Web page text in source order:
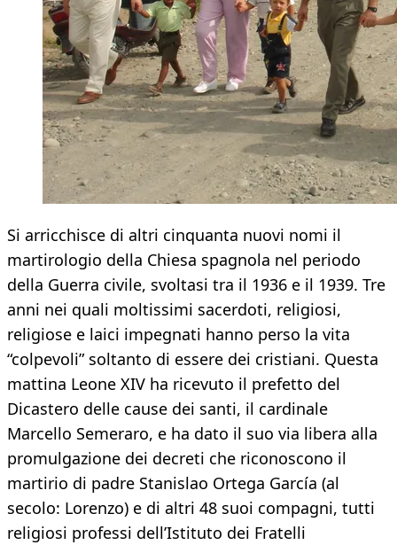
Si arricchisce di altri cinquanta nuovi nomi il
martirologio della Chiesa spagnola nel periodo
della Guerra civile, svoltasi tra il 1936 e il 1939. Tre
anni nei quali moltissimi sacerdoti, religiosi,
religiose e laici impegnati hanno perso la vita
“colpevoli” soltanto di essere dei cristiani. Questa
mattina Leone XIV ha ricevuto il prefetto del
Dicastero delle cause dei santi, il cardinale
Marcello Semeraro, e ha dato il suo via libera alla
promulgazione dei decreti che riconoscono il
martirio di padre Stanislao Ortega García (al
secolo: Lorenzo) e di altri 48 suoi compagni, tutti
religiosi professi dell’Istituto dei Fratelli